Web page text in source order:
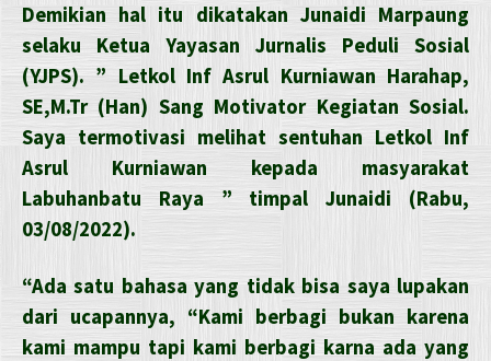
Demikian hal itu dikatakan Junaidi Marpaung
selaku Ketua Yayasan Jurnalis Peduli Sosial
(YJPS). ” Letkol Inf Asrul Kurniawan Harahap,
SE,M.Tr (Han) Sang Motivator Kegiatan Sosial.
Saya termotivasi melihat sentuhan Letkol Inf
Asrul Kurniawan kepada masyarakat
Labuhanbatu Raya ” timpal Junaidi (Rabu,
03/08/2022).
“Ada satu bahasa yang tidak bisa saya lupakan
dari ucapannya, “Kami berbagi bukan karena
kami mampu tapi kami berbagi karna ada yang